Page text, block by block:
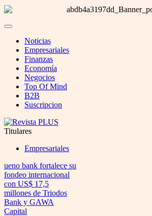
Noticias
Empresariales
Finanzas
Economía
Negocios
Top Of Mind
B2B
Suscripcion
Titulares
Empresariales
ueno bank fortalece su
fondeo internacional
con US$ 17,5
millones de Triodos
Bank y GAWA
Capital